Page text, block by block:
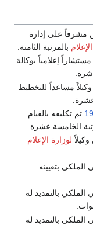
على إدارة
بالمرتبة الثامنة.
إعلامياً بوكالة
مساعداً للتخطيط
تكليفه بالقيام
الخامسة عشرة.
لوزارة الإعلام
بتعيينه
بالتمديد له
بالتمديد له